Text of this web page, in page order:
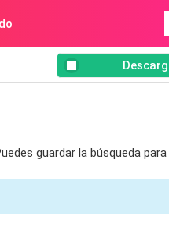
guardar la búsqueda